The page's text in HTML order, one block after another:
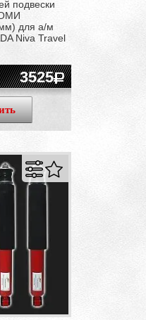
подвески
для а/м
Niva Travel
3525